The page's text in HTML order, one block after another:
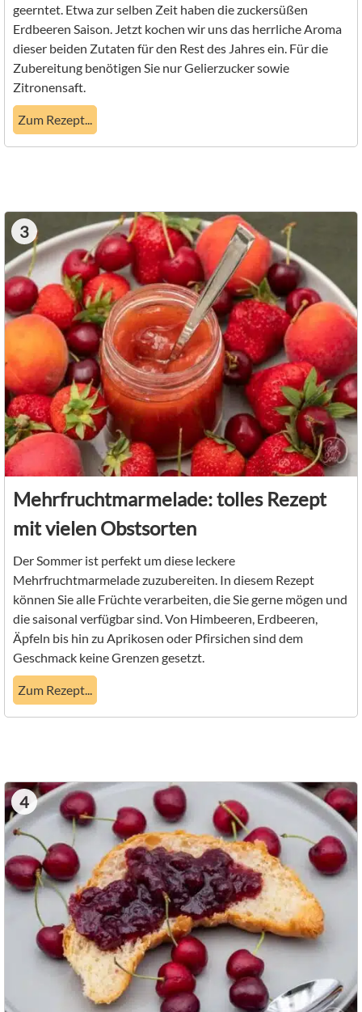
geerntet. Etwa zur selben Zeit haben die zuckersüßen
Erdbeeren Saison. Jetzt kochen wir uns das herrliche Aroma
dieser beiden Zutaten für den Rest des Jahres ein. Für die
Zubereitung benötigen Sie nur Gelierzucker sowie
Zitronensaft.
Zum Rezept...
3
Mehrfruchtmarmelade: tolles Rezept
mit vielen Obstsorten
Der Sommer ist perfekt um diese leckere
Mehrfruchtmarmelade zuzubereiten. In diesem Rezept
können Sie alle Früchte verarbeiten, die Sie gerne mögen und
die saisonal verfügbar sind. Von Himbeeren, Erdbeeren,
Äpfeln bis hin zu Aprikosen oder Pfirsichen sind dem
Geschmack keine Grenzen gesetzt.
Zum Rezept...
4